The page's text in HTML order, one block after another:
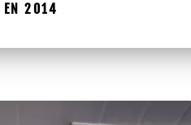
EN 2014